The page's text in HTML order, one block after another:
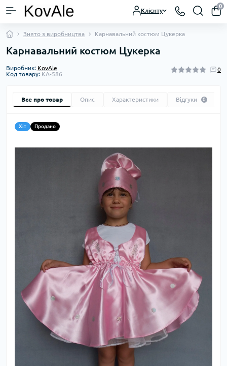
Клієнту
0
Знято з виробництва Карнавальний костюм Цукерка
Карнавальний костюм Цукерка
Виробник: KovAle
Код товару: KA-586
0
Все про товар Опис Характеристики Відгуки 0
Хіт Продано